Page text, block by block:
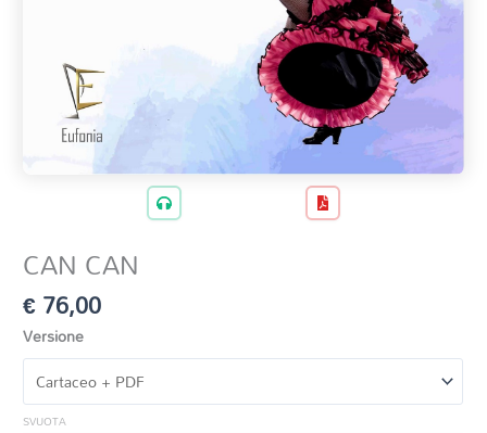
CAN CAN
€76,00
Versione
SVUOTA